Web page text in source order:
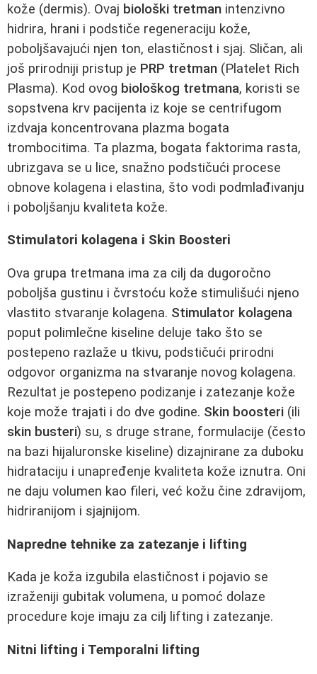
kože (dermis). Ovaj biološki tretman intenzivno
hidrira, hrani i podstiče regeneraciju kože,
poboljšavajući njen ton, elastičnost i sjaj. Sličan, ali
još prirodniji pristup je PRP tretman (Platelet Rich
Plasma). Kod ovog biološkog tretmana, koristi se
sopstvena krv pacijenta iz koje se centrifugom
izdvaja koncentrovana plazma bogata
trombocitima. Ta plazma, bogata faktorima rasta,
ubrizgava se u lice, snažno podstičući procese
obnove kolagena i elastina, što vodi podmlađivanju
i poboljšanju kvaliteta kože.
Stimulatori kolagena i Skin Boosteri
Ova grupa tretmana ima za cilj da dugoročno
poboljša gustinu i čvrstoću kože stimulišući njeno
vlastito stvaranje kolagena. Stimulator kolagena
poput polimlečne kiseline deluje tako što se
postepeno razlaže u tkivu, podstičući prirodni
odgovor organizma na stvaranje novog kolagena.
Rezultat je postepeno podizanje i zatezanje kože
koje može trajati i do dve godine. Skin boosteri (ili
skin busteri) su, s druge strane, formulacije (često
na bazi hijaluronske kiseline) dizajnirane za duboku
hidrataciju i unapređenje kvaliteta kože iznutra. Oni
ne daju volumen kao fileri, već kožu čine zdravijom,
hidriranijom i sjajnijom.
Napredne tehnike za zatezanje i lifting
Kada je koža izgubila elastičnost i pojavio se
izraženiji gubitak volumena, u pomoć dolaze
procedure koje imaju za cilj lifting i zatezanje.
Nitni lifting i Temporalni lifting